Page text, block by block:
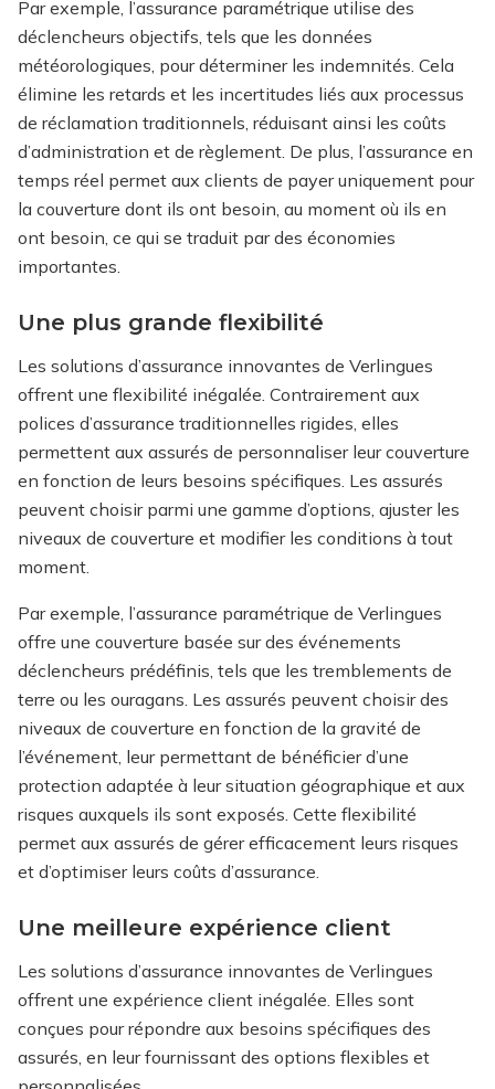
Par exemple, l’assurance paramétrique utilise des
déclencheurs objectifs, tels que les données
météorologiques, pour déterminer les indemnités. Cela
élimine les retards et les incertitudes liés aux processus
de réclamation traditionnels, réduisant ainsi les coûts
d’administration et de règlement. De plus, l’assurance en
temps réel permet aux clients de payer uniquement pour
la couverture dont ils ont besoin, au moment où ils en
ont besoin, ce qui se traduit par des économies
importantes.
Une plus grande flexibilité
Les solutions d’assurance innovantes de Verlingues
offrent une flexibilité inégalée. Contrairement aux
polices d’assurance traditionnelles rigides, elles
permettent aux assurés de personnaliser leur couverture
en fonction de leurs besoins spécifiques. Les assurés
peuvent choisir parmi une gamme d’options, ajuster les
niveaux de couverture et modifier les conditions à tout
moment.
Par exemple, l’assurance paramétrique de Verlingues
offre une couverture basée sur des événements
déclencheurs prédéfinis, tels que les tremblements de
terre ou les ouragans. Les assurés peuvent choisir des
niveaux de couverture en fonction de la gravité de
l’événement, leur permettant de bénéficier d’une
protection adaptée à leur situation géographique et aux
risques auxquels ils sont exposés. Cette flexibilité
permet aux assurés de gérer efficacement leurs risques
et d’optimiser leurs coûts d’assurance.
Une meilleure expérience client
Les solutions d’assurance innovantes de Verlingues
offrent une expérience client inégalée. Elles sont
conçues pour répondre aux besoins spécifiques des
assurés, en leur fournissant des options flexibles et